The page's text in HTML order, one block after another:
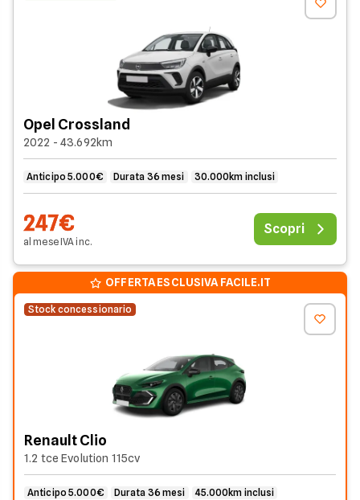
Opel Crossland
2022 - 43.692km
Anticipo 5.000€ Durata 36 mesi 30.000km inclusi
247€
al meseIVAinc.
Scopri
OFFERTA ESCLUSIVA FACILE.IT
Stock concessionario
Renault Clio
1.2 tce Evolution 115cv
Anticipo 5.000€ Durata 36 mesi 45.000km inclusi